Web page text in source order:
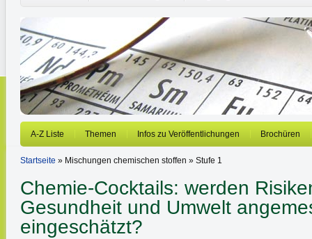
A-Z Liste Themen Infos zu Veröffentlichungen Brochüren
Startseite » Mischungen chemischen stoffen » Stufe 1
Chemie-Cocktails: werden
Gesundheit und Umwelt
eingeschätzt?